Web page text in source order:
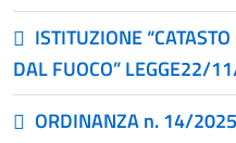
ISTITUZIONE
DAL FUOCO” LEGGE22/
ORDINANZA n. 14/2025